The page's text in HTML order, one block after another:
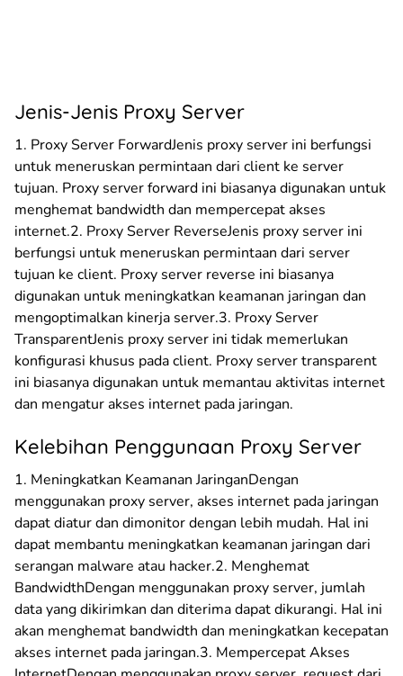
Jenis-Jenis Proxy Server
1. Proxy Server ForwardJenis proxy server ini berfungsi
untuk meneruskan permintaan dari client ke server
tujuan. Proxy server forward ini biasanya digunakan untuk
menghemat bandwidth dan mempercepat akses
internet.2. Proxy Server ReverseJenis proxy server ini
berfungsi untuk meneruskan permintaan dari server
tujuan ke client. Proxy server reverse ini biasanya
digunakan untuk meningkatkan keamanan jaringan dan
mengoptimalkan kinerja server.3. Proxy Server
TransparentJenis proxy server ini tidak memerlukan
konfigurasi khusus pada client. Proxy server transparent
ini biasanya digunakan untuk memantau aktivitas internet
dan mengatur akses internet pada jaringan.
Kelebihan Penggunaan Proxy Server
1. Meningkatkan Keamanan JaringanDengan
menggunakan proxy server, akses internet pada jaringan
dapat diatur dan dimonitor dengan lebih mudah. Hal ini
dapat membantu meningkatkan keamanan jaringan dari
serangan malware atau hacker.2. Menghemat
BandwidthDengan menggunakan proxy server, jumlah
data yang dikirimkan dan diterima dapat dikurangi. Hal ini
akan menghemat bandwidth dan meningkatkan kecepatan
akses internet pada jaringan.3. Mempercepat Akses